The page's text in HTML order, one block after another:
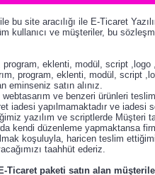
bu site aracılığı ile E-Ticaret
kullanıcı ve müşteriler, bu
program, eklenti, modül, script
program, eklenti, modül, script
eminseniz satın alınız.
ve benzeri ürünleri
iadesi yapılmamaktadır ve iadesi
yazılım ve scriptlerde
kendi düzenleme yapmaktansa
koşuluyla, haricen teslim
taahhüt ederiz.
Ticaret paketi satın alan